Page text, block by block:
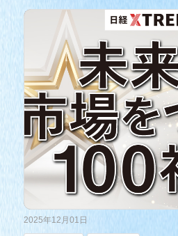
2025年12月01日